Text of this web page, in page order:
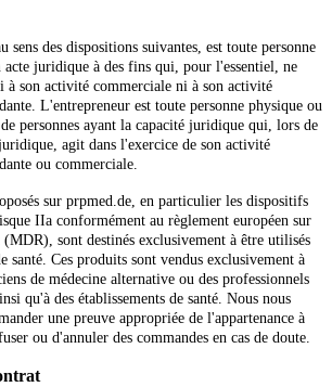
sens des dispositions suivantes, est toute personne
juridique à des fins qui, pour l'essentiel, ne
à son activité commerciale ni à son activité
L'entrepreneur est toute personne physique ou
personnes ayant la capacité juridique qui, lors de
agit dans l'exercice de son activité
ou commerciale.
sur prpmed.de, en particulier les dispositifs
IIa conformément au règlement européen sur
sont destinés exclusivement à être utilisés
santé. Ces produits sont vendus exclusivement à
de médecine alternative ou des professionnels
qu'à des établissements de santé. Nous nous
une preuve appropriée de l'appartenance à
ou d'annuler des commandes en cas de doute.